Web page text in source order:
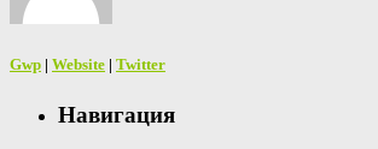
Gwp | Website | Twitter
Навигация